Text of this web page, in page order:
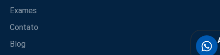
Exames
Contato
Blog